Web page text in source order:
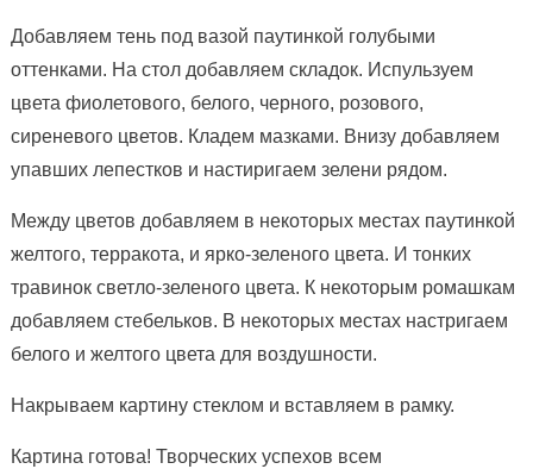
Добавляем тень под вазой паутинкой голубыми
оттенками. На стол добавляем складок. Испульзуем
цвета фиолетового, белого, черного, розового,
сиреневого цветов. Кладем мазками. Внизу добавляем
упавших лепестков и настиригаем зелени рядом.
Между цветов добавляем в некоторых местах паутинкой
желтого, терракота, и ярко-зеленого цвета. И тонких
травинок светло-зеленого цвета. К некоторым ромашкам
добавляем стебельков. В некоторых местах настригаем
белого и желтого цвета для воздушности.
Накрываем картину стеклом и вставляем в рамку.
Картина готова! Творческих успехов всем